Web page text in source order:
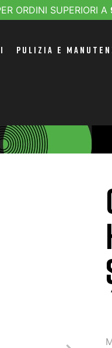
ORDINI SUPERIORI A
PULIZIA E